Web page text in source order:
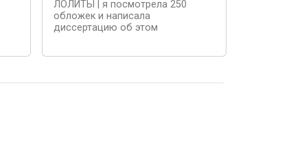
ЛОЛИТЫ | я посмотрела 250
обложек и написала
диссертацию об этом